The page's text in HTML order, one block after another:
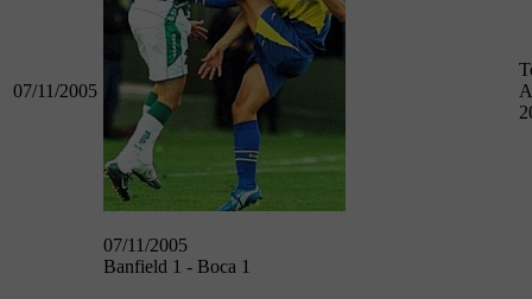
07/11/2005
07/11/2005
Banfield 1 - Boca 1